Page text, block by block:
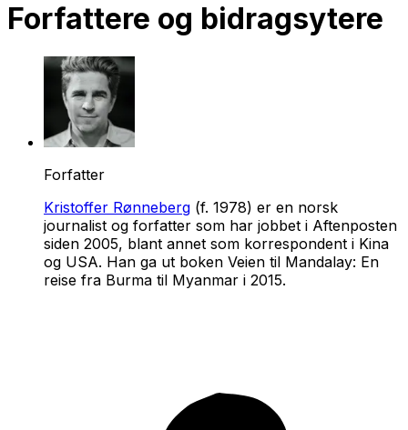
Forfattere og bidragsytere
Forfatter
Kristoffer Rønneberg (f. 1978) er en norsk
journalist og forfatter som har jobbet i Aftenposten
siden 2005, blant annet som korrespondent i Kina
og USA. Han ga ut boken Veien til Mandalay: En
reise fra Burma til Myanmar i 2015.